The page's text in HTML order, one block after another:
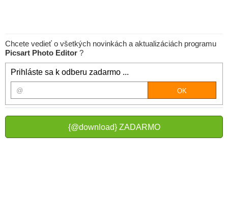
Chcete vedieť o všetkých novinkách a aktualizáciách programu
Picsart Photo Editor ?
Prihláste sa k odberu zadarmo ...
{@download} ZADARMO